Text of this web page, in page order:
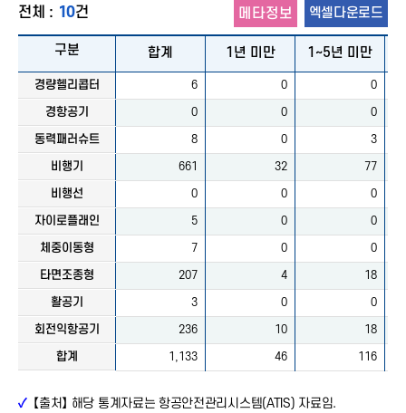
전체 : 10건 엑셀다운로드
메타정보
구분 합계 1년 미만 1~5년 미만
경량헬리콥터 6 0 0
경항공기 0 0 0
동력패러슈트 8 0 3
비행기 661 32 77
비행선 0 0 0
자이로플래인 5 0 0
체중이동형 7 0 0
타면조종형 207 4 18
활공기 3 0 0
회전익항공기 236 10 18
합계 1,133 46 116
✓【출처】 해당 통계자료는 항공안전관리시스템(ATIS) 자료임.